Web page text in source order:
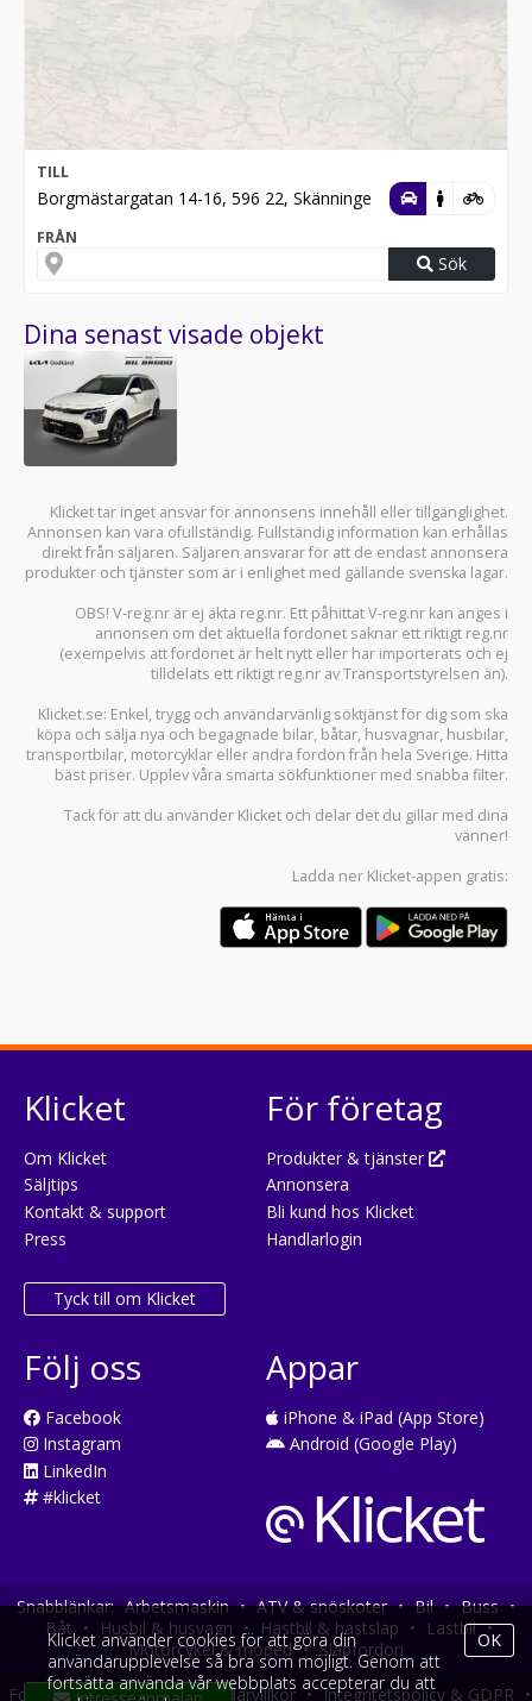
TILL
Borgmästargatan 14-16, 596 22, Skänninge
FRÅN
Sök
Dina senast visade objekt
Klicket tar inget ansvar för annonsens innehåll eller tillgänglighet.
Annonsen kan vara ofullständig. Fullständig information kan erhållas
direkt från säljaren. Säljaren ansvarar för att de endast annonsera
produkter och tjänster som är i enlighet med gällande svenska lagar.
OBS! V-reg.nr är ej äkta reg.nr. Ett påhittat V-reg.nr kan anges i
annonsen om det aktuella fordonet saknar ett riktigt reg.nr
(exempelvis att fordonet är helt nytt eller har importerats och ej
tilldelats ett riktigt reg.nr av Transportstyrelsen än).
Klicket.se: Enkel, trygg och användarvänlig söktjänst för dig som ska
köpa och sälja nya och begagnade bilar, båtar, husvagnar, husbilar,
transportbilar, motorcyklar eller andra fordon från hela Sverige. Hitta
bäst priser. Upplev våra smarta sökfunktioner med snabba filter.
Tack för att du använder Klicket och delar det du gillar med dina
vänner!
Ladda ner Klicket-appen gratis:
Klicket
Om Klicket
Säljtips
Kontakt & support
Press
Tyck till om Klicket
För företag
Produkter & tjänster
Annonsera
Bli kund hos Klicket
Handlarlogin
Följ oss
Facebook
Instagram
LinkedIn
#klicket
Appar
iPhone & iPad (App Store)
Android (Google Play)
Snabblänkar: Arbetsmaskin • ATV & snöskoter • Bil • Buss •
Båt • Husbil & husvagn • Hästbil & hästsläp • Lastbil •
Motorcykel & moped • Släpfordon
Fordonsköp online • Användarvillkor • Integritetspolicy & GDPR •
Klicket använder cookies för att göra din
användarupplevelse så bra som möjligt. Genom att
fortsätta använda vår webbplats accepterar du att
OK